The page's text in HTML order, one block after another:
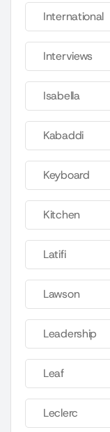
International
Interviews
Isabella
Kabaddi
Keyboard
Kitchen
Latifi
Lawson
Leadership
Leaf
Leclerc